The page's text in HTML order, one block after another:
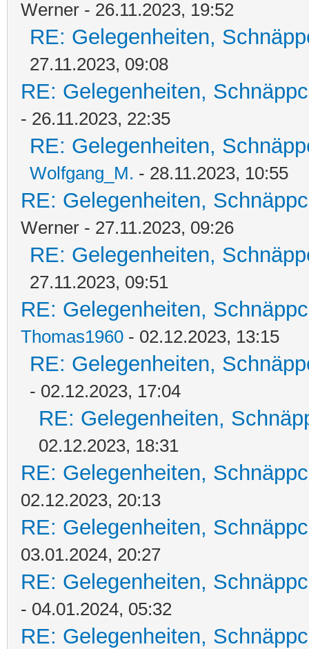
Werner - 26.11.2023, 19:52
RE: Gelegenheiten,
27.11.2023, 09:08
RE: Gelegenheiten,
- 26.11.2023, 22:35
RE: Gelegenheiten,
Wolfgang_M. - 28.11.2023, 10:55
RE: Gelegenheiten,
Werner - 27.11.2023, 09:26
RE: Gelegenheiten,
27.11.2023, 09:51
RE: Gelegenheiten,
Thomas1960 - 02.12.2023, 13:15
RE: Gelegenheiten,
- 02.12.2023, 17:04
RE: Gelegenheiten,
02.12.2023, 18:31
RE: Gelegenheiten,
02.12.2023, 20:13
RE: Gelegenheiten,
03.01.2024, 20:27
RE: Gelegenheiten,
- 04.01.2024, 05:32
RE: Gelegenheiten,